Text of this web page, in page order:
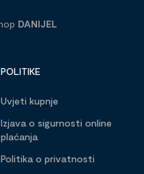
DANIJEL
POLITIKE
Uvjeti kupnje
Izjava o sigurnosti online
plaćanja
Politika o privatnosti